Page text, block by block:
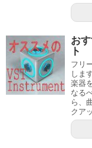
お
ト
フリ
しま
楽器
なる
ら、
クア